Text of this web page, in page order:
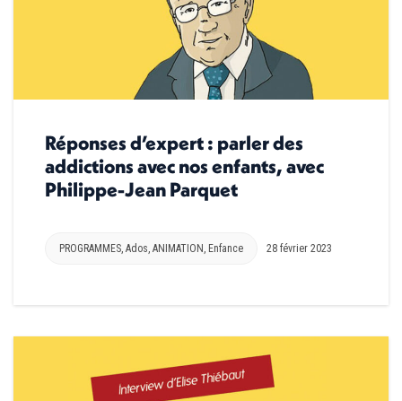
Réponses d’expert : parler des
addictions avec nos enfants, avec
Philippe-Jean Parquet
PROGRAMMES, Ados, ANIMATION, Enfance 28 février 2023